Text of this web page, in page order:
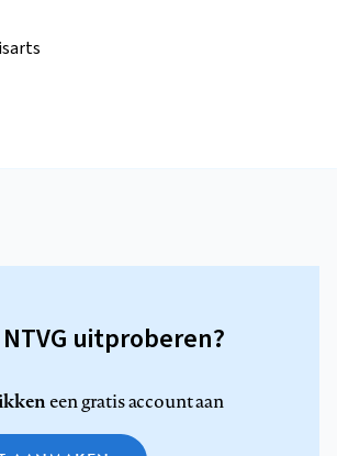
uitproberen?
een gratis account aan